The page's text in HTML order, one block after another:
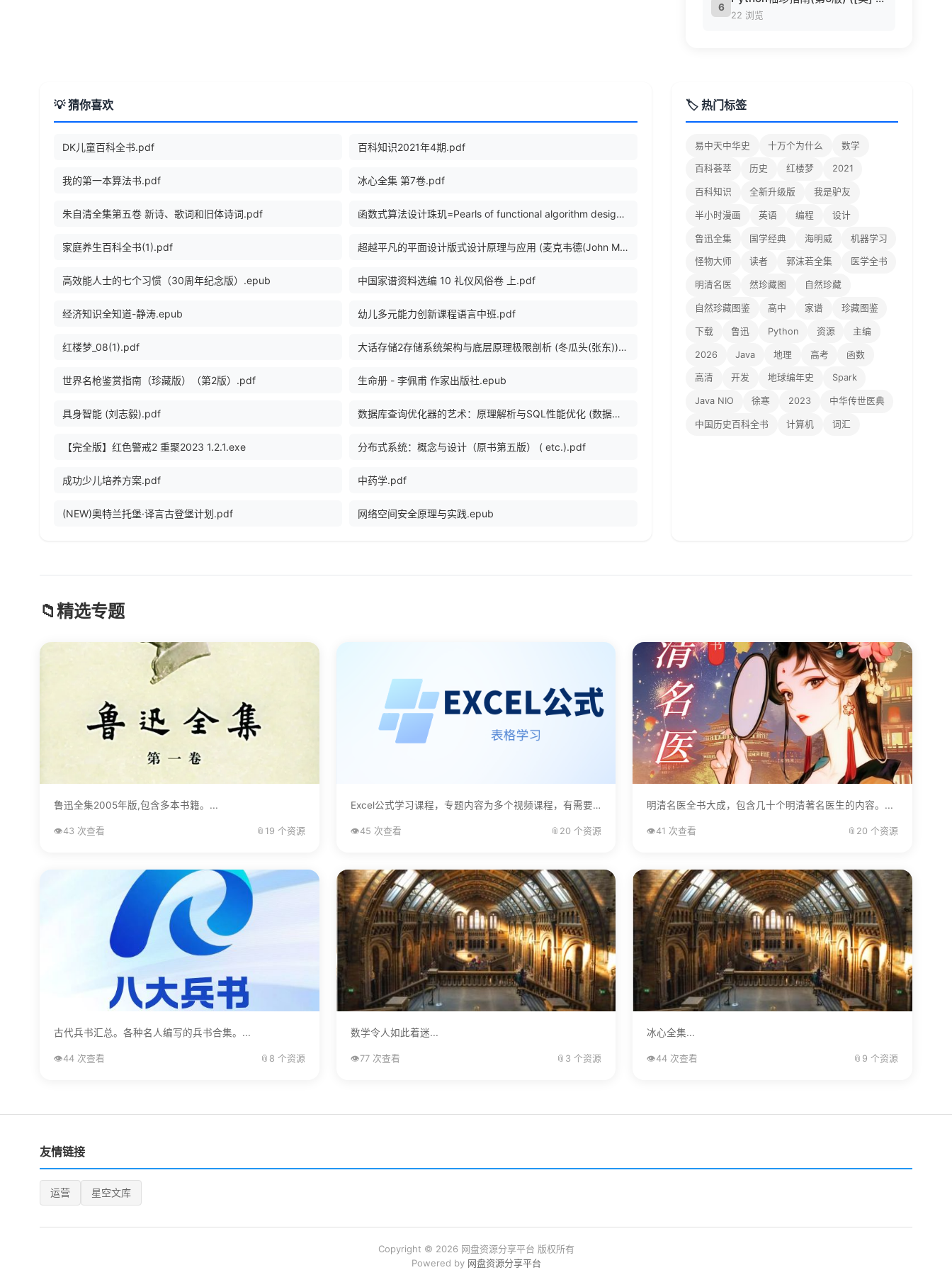
6
22 浏览
💡 猜你喜欢
DK儿童百科全书.pdf 百科知识2021年4期.pdf
我的第一本算法书.pdf 冰心全集 第7卷.pdf
朱自清全集第五卷 新诗、歌词和旧体诗词.pdf 函数式算法设计珠玑=Pearls of functional algorithm design (（英）理查德·伯德著；苏统华等译, （英）理查德·伯德（Richard Bird）著 etc.).pd
家庭养生百科全书(1).pdf 超越平凡的平面设计版式设计原理与应用 (麦克韦德(John McWade) [麦克韦德(John McWade)]).pdf
高效能人士的七个习惯（30周年纪念版）.epub 中国家谱资料选编 10 礼仪风俗卷 上.pdf
经济知识全知道-静涛.epub 幼儿多元能力创新课程语言中班.pdf
红楼梦_08(1).pdf 大话存储2存储系统架构与底层原理极限剖析 (冬瓜头(张东)) .mobi
世界名枪鉴赏指南（珍藏版）（第2版）.pdf 生命册 - 李佩甫 作家出版社.epub
具身智能 (刘志毅).pdf 数据库查询优化器的艺术：原理解析与SQL性能优化 (数据库技术丛书) (李海翔).epub
【完全版】红色警戒2 重聚2023 1.2.1.exe 分布式系统：概念与设计（原书第五版） ( etc.).pdf
成功少儿培养方案.pdf 中药学.pdf
(NEW)奥特兰托堡·译言古登堡计划.pdf 网络空间安全原理与实践.epub
🏷️ 热门标签
易中天中华史 十万个为什么 数学
百科荟萃 历史 红楼梦 2021
百科知识 全新升级版 我是驴友
半小时漫画 英语 编程 设计
鲁迅全集 国学经典 海明威 机器学习
怪物大师 读者 郭沫若全集 医学全书
明清名医 然珍藏图 自然珍藏
自然珍藏图鉴 高中 家谱 珍藏图鉴
下载 鲁迅 Python 资源 主编
2026 Java 地理 高考 函数
高清 开发 地球编年史 Spark
Java NIO 徐寒 2023 中华传世医典
中国历史百科全书 计算机 词汇
📁精选专题
鲁迅全集2005年版,包含多本书籍。...
👁️43 次查看 📎 19 个资源
Excel公式学习课程，专题内容为多个视频课程，有需要的自己下载学习。...
👁️45 次查看 📎 20 个资源
明清名医全书大成，包含几十个明清著名医生的内容。...
👁️41 次查看 📎 20 个资源
古代兵书汇总。各种名人编写的兵书合集。...
👁️44 次查看 📎 8 个资源
数学令人如此着迷...
👁️77 次查看 📎 3 个资源
冰心全集...
👁️44 次查看 📎 9 个资源
友情链接
运营 星空文库
Copyright © 2026 网盘资源分享平台 版权所有
Powered by 网盘资源分享平台